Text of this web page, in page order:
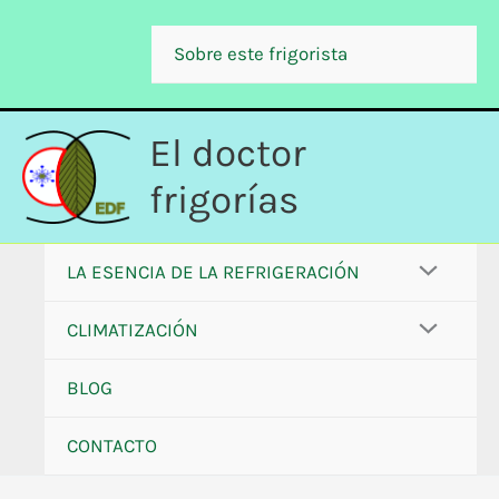
Sobre este frigorista
El doctor
frigorías
LA ESENCIA DE LA REFRIGERACIÓN
CLIMATIZACIÓN
BLOG
CONTACTO